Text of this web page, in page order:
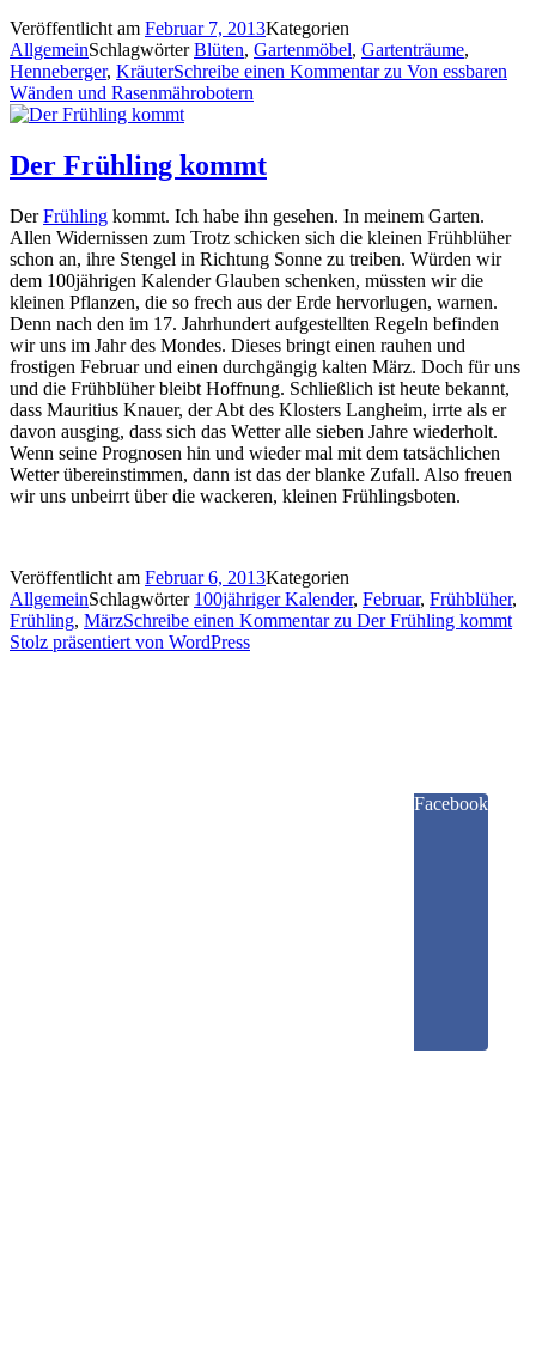
Veröffentlicht am Februar 7, 2013Kategorien
AllgemeinSchlagwörterBlüten, Gartenmöbel, Gartenträume,
Henneberger, KräuterSchreibe einen Kommentarzu Von essbaren
Wänden und Rasenmährobotern
Der Frühling kommt
DerFrühling kommt. Ich habe ihn gesehen. In meinem Garten.
Allen Widernissen zum Trotz schicken sich die kleinen Frühblüher
schon an, ihre Stengel in Richtung Sonne zu treiben. Würden wir
dem 100jährigen Kalender Glauben schenken, müssten wir die
kleinen Pflanzen, die so frech aus der Erde hervorlugen, warnen.
Denn nach den im 17. Jahrhundert aufgestellten Regeln befinden
wir uns im Jahr des Mondes. Dieses bringt einen rauhen und
frostigen Februar und einen durchgängig kalten März. Doch für uns
und die Frühblüher bleibt Hoffnung. Schließlich ist heute bekannt,
dass Mauritius Knauer, der Abt des Klosters Langheim, irrte als er
davon ausging, dass sich das Wetter alle sieben Jahre wiederholt.
Wenn seine Prognosen hin und wieder mal mit dem tatsächlichen
Wetter übereinstimmen, dann ist das der blanke Zufall. Also freuen
wir uns unbeirrt über die wackeren, kleinen Frühlingsboten.
Veröffentlicht am Februar 6, 2013Kategorien
AllgemeinSchlagwörter 100jähriger Kalender, Februar, Frühblüher,
Frühling, MärzSchreibe einen Kommentarzu Der Frühling kommt
Stolz präsentiert von WordPress
Facebook